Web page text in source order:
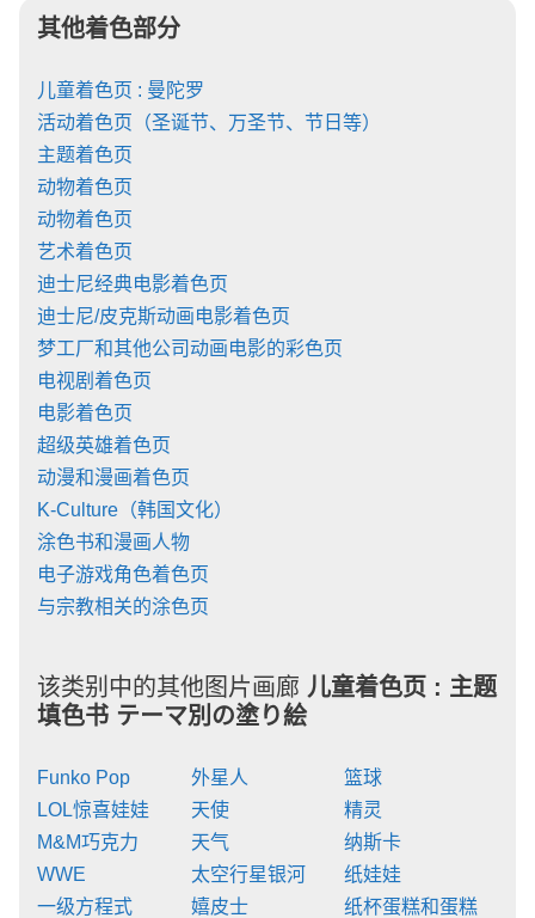
其他着色部分
儿童着色页 : 曼陀罗
活动着色页（圣诞节、万圣节、节日等）
主题着色页
动物着色页
动物着色页
艺术着色页
迪士尼经典电影着色页
迪士尼/皮克斯动画电影着色页
梦工厂和其他公司动画电影的彩色页
电视剧着色页
电影着色页
超级英雄着色页
动漫和漫画着色页
K-Culture（韩国文化）
涂色书和漫画人物
电子游戏角色着色页
与宗教相关的涂色页
该类别中的其他图片画廊 儿童着色页 : 主题
填色书 テーマ別の塗り絵
Funko Pop
LOL惊喜娃娃
M&M巧克力
WWE
一级方程式
外星人
天使
天气
太空行星银河
嬉皮士
篮球
精灵
纳斯卡
纸娃娃
纸杯蛋糕和蛋糕